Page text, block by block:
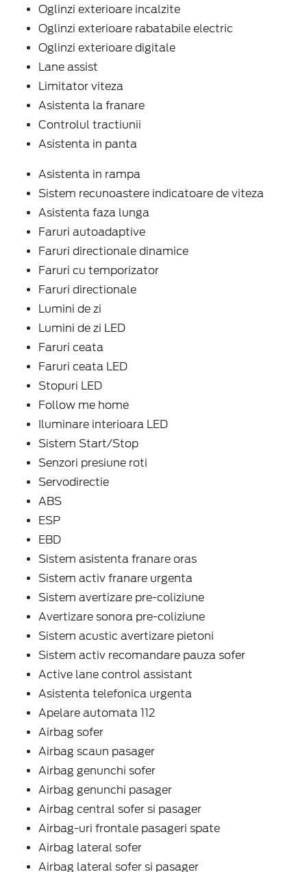
Oglinzi exterioare incalzite
Oglinzi exterioare rabatabile electric
Oglinzi exterioare digitale
Lane assist
Limitator viteza
Asistenta la franare
Controlul tractiunii
Asistenta in panta
Asistenta in rampa
Sistem recunoastere indicatoare de viteza
Asistenta faza lunga
Faruri autoadaptive
Faruri directionale dinamice
Faruri cu temporizator
Faruri directionale
Lumini de zi
Lumini de zi LED
Faruri ceata
Faruri ceata LED
Stopuri LED
Follow me home
Iluminare interioara LED
Sistem Start/Stop
Senzori presiune roti
Servodirectie
ABS
ESP
EBD
Sistem asistenta franare oras
Sistem activ franare urgenta
Sistem avertizare pre-coliziune
Avertizare sonora pre-coliziune
Sistem acustic avertizare pietoni
Sistem activ recomandare pauza sofer
Active lane control assistant
Asistenta telefonica urgenta
Apelare automata 112
Airbag sofer
Airbag scaun pasager
Airbag genunchi sofer
Airbag genunchi pasager
Airbag central sofer si pasager
Airbag-uri frontale pasageri spate
Airbag lateral sofer
Airbag lateral sofer si pasager